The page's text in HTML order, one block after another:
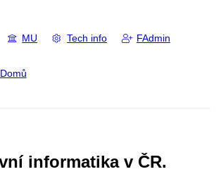
MU Tech info FAdmin
Domů
informatika v ČR.